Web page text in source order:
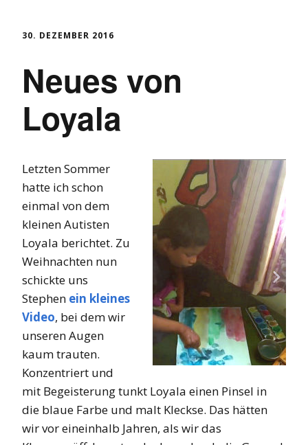
30. DEZEMBER 2016
Neues von
Loyala
Letzten Sommer
hatte ich schon
einmal von dem
kleinen Autisten
Loyala berichtet. Zu
Weihnachten nun
schickte uns
Stephen ein kleines
Video, bei dem wir
unseren Augen
kaum trauten.
Konzentriert und
mit Begeisterung tunkt Loyala einen Pinsel in
die blaue Farbe und malt Kleckse. Das hätten
wir vor eineinhalb Jahren, als wir das